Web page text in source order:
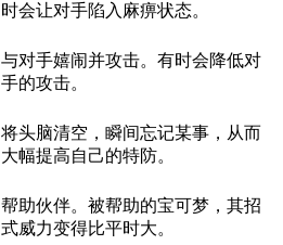
时会让对手陷入麻痹状态。
与对手嬉闹并攻击。有时会降低对
手的攻击。
将头脑清空，瞬间忘记某事，从而
大幅提高自己的特防。
帮助伙伴。被帮助的宝可梦，其招
式威力变得比平时大。